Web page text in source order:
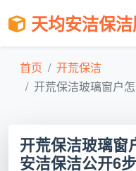
天均安洁保
首页
开荒保洁
开荒保洁玻璃窗户
开荒保洁玻璃窗
安洁保洁公开6